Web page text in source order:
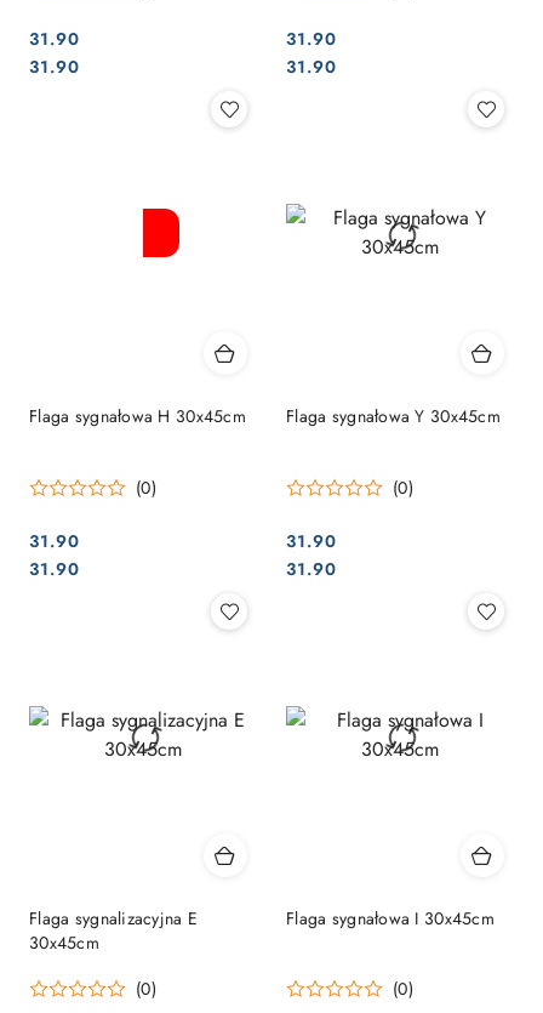
Cena:
31.90
Cena:
31.90 Cena:
31.90
Cena:
31.90
Flaga sygnałowa H 30x45cm
(0)
Cena:
31.90
Cena:
31.90
Flaga sygnałowa Y 30x45cm
(0)
Cena:
31.90
Cena:
31.90
Flaga sygnalizacyjna E
30x45cm
(0)
Flaga sygnałowa I 30x45cm
(0)